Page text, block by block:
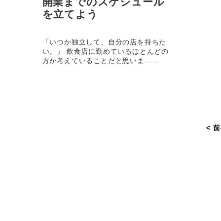
を立てよう
「いつか独立して、自分の店を持ちた
い。」 飲食店に勤めているほとんどの
方が考えていることだと思いま……
<